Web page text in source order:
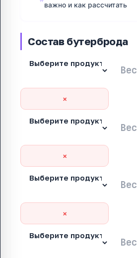
важно и как рассчитать
Состав бутерброда
×
×
×